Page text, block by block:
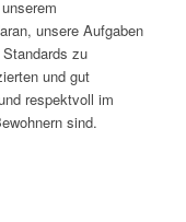
unsere Aufgaben
zu
und gut
respektvoll im
sind.